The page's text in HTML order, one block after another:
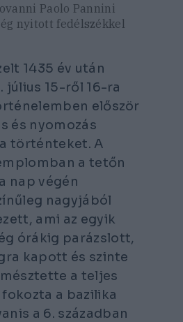
Paolo Pannini
nyitott fedélszékkel
1435 év után
július 15-ről 16-ra
először
és nyomozás
történteket. A
a tetőn
nap végén
nagyjából
ami az egyik
órákig parázslott,
kapott és szinte
a teljes
a bazilika
a 6. században